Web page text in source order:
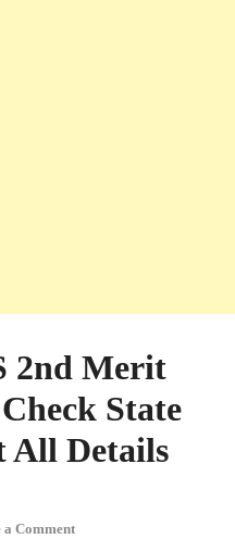
2nd Merit
State
All Details
a Comment